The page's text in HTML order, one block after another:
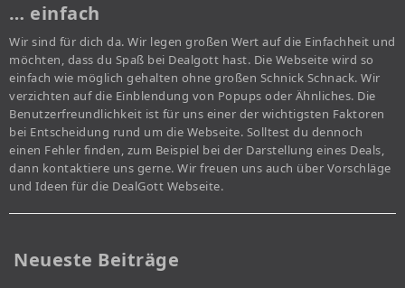
… einfach
Wir sind für dich da. Wir legen großen Wert auf die Einfachheit und
möchten, dass du Spaß bei Dealgott hast. Die Webseite wird so
einfach wie möglich gehalten ohne großen Schnick Schnack. Wir
verzichten auf die Einblendung von Popups oder Ähnliches. Die
Benutzerfreundlichkeit ist für uns einer der wichtigsten Faktoren
bei Entscheidung rund um die Webseite. Solltest du dennoch
einen Fehler finden, zum Beispiel bei der Darstellung eines Deals,
dann kontaktiere uns gerne. Wir freuen uns auch über Vorschläge
und Ideen für die DealGott Webseite.
Neueste Beiträge